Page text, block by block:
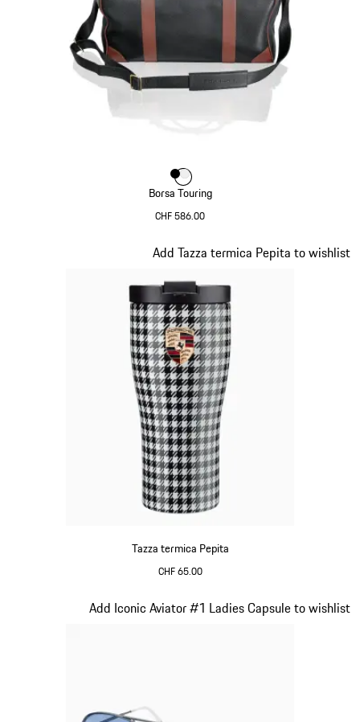
Borsa Touring
CHF 586.00
Colore
ColoreColore
Tazza termica Pepita
CHF 65.00
Add Tazza termica Pepita to wishlist
Add Iconic Aviator #1 Ladies Capsule to wishlist
Diapositiva 3 di 7